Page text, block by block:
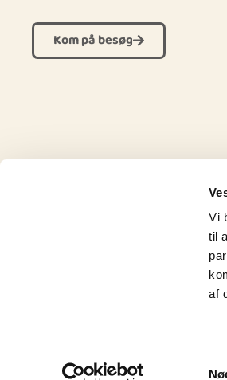
Vi
til
af
Kom på besøg
Vesterbølle Efterskole ligger i
shelters og hytte, sportsbaner,